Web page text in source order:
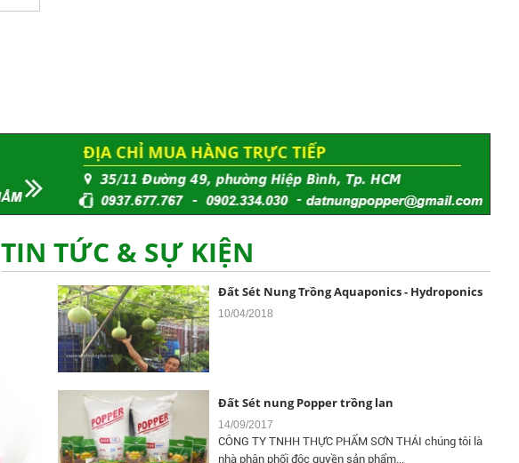
TIN TỨC & SỰ KIỆN
Đất Sét Nung Popper Là Gì Và Vì Sao Nên Chọn
?
20/11/2018
10/04/2018
CÔNG TY TNHH THỰC PHẨM SƠN THÁI chúng tôi là
nhà phân phối độc quyền sản phẩm...